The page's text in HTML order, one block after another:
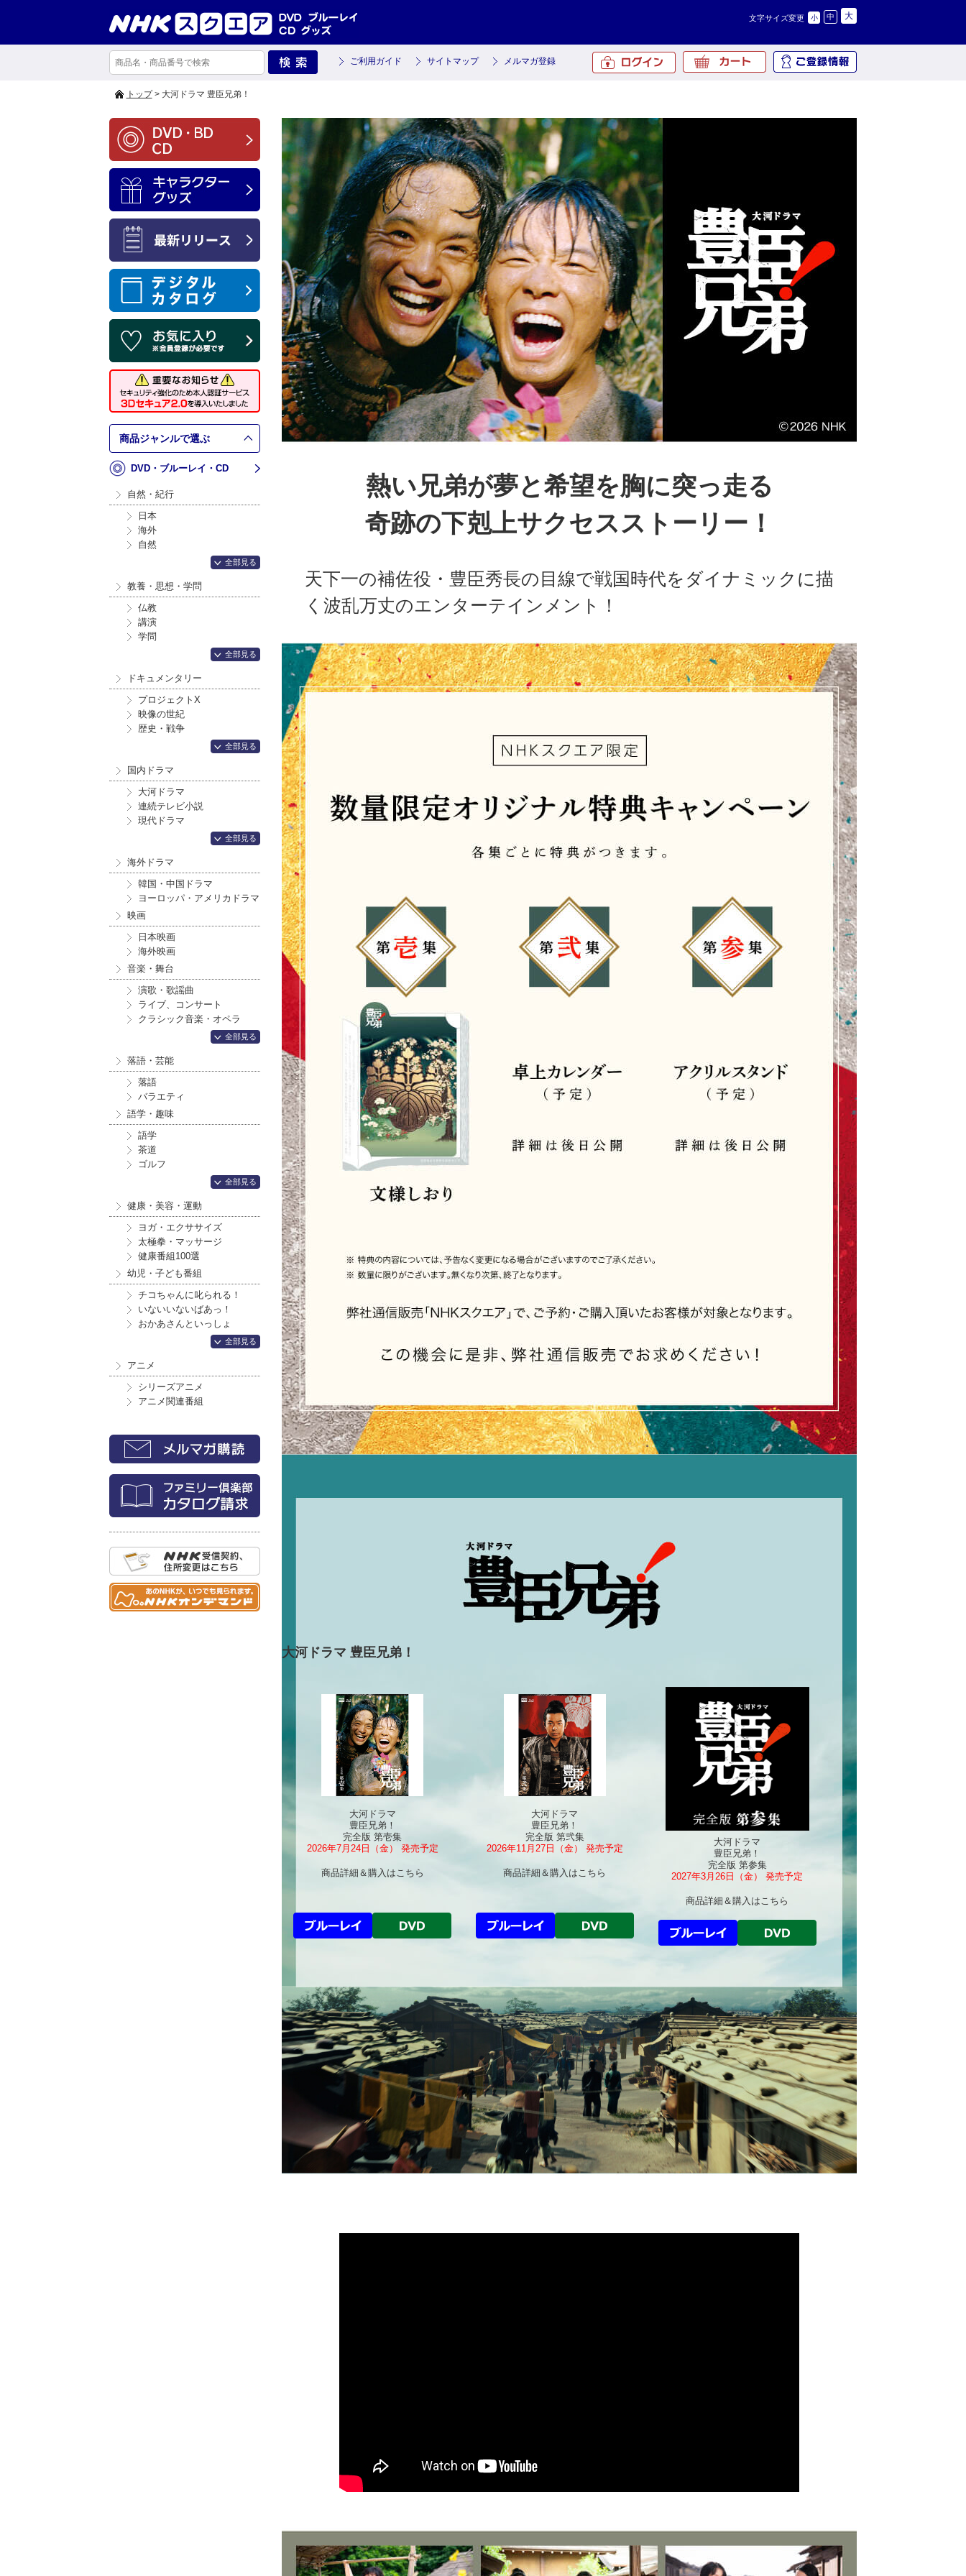
文字サイズ変更 小 中 大
ご利用ガイド サイトマップ メルマガ登録
トップ> 大河ドラマ 豊臣兄弟！
商品ジャンルで選ぶ
DVD・ブルーレイ・CD
自然・紀行
日本
海外
自然
全部見る
教養・思想・学問
仏教
講演
学問
全部見る
ドキュメンタリー
プロジェクトX
映像の世紀
歴史・戦争
全部見る
国内ドラマ
大河ドラマ
連続テレビ小説
現代ドラマ
全部見る
海外ドラマ
韓国・中国ドラマ
ヨーロッパ・アメリカドラマ
映画
日本映画
海外映画
音楽・舞台
演歌・歌謡曲
ライブ、コンサート
クラシック音楽・オペラ
全部見る
落語・芸能
落語
バラエティ
語学・趣味
語学
茶道
ゴルフ
全部見る
健康・美容・運動
ヨガ・エクササイズ
太極拳・マッサージ
健康番組100選
幼児・子ども番組
チコちゃんに叱られる！
いないいないばあっ！
おかあさんといっしょ
全部見る
アニメ
シリーズアニメ
アニメ関連番組
熱い兄弟が夢と希望を胸に突っ走る
奇跡の下剋上サクセスストーリー！
天下一の補佐役・豊臣秀長の目線で戦国時代をダイナミックに描
く波乱万丈のエンターテインメント！
大河ドラマ 豊臣兄弟！
大河ドラマ
豊臣兄弟！
完全版 第壱集
2026年7月24日（金） 発売予定
商品詳細＆購入はこちら
大河ドラマ
豊臣兄弟！
完全版 第弐集
2026年11月27日（金） 発売予定
商品詳細＆購入はこちら
大河ドラマ
豊臣兄弟！
完全版 第参集
2027年3月26日（金） 発売予定
商品詳細＆購入はこちら